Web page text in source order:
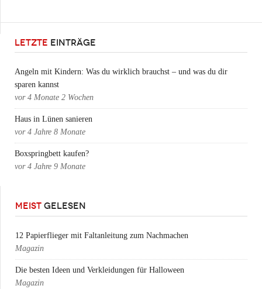
LETZTE EINTRÄGE
Angeln mit Kindern: Was du wirklich brauchst – und was du dir
sparen kannst
vor 4 Monate 2 Wochen
Haus in Lünen sanieren
vor 4 Jahre 8 Monate
Boxspringbett kaufen?
vor 4 Jahre 9 Monate
MEIST GELESEN
12 Papierflieger mit Faltanleitung zum Nachmachen
Magazin
Die besten Ideen und Verkleidungen für Halloween
Magazin